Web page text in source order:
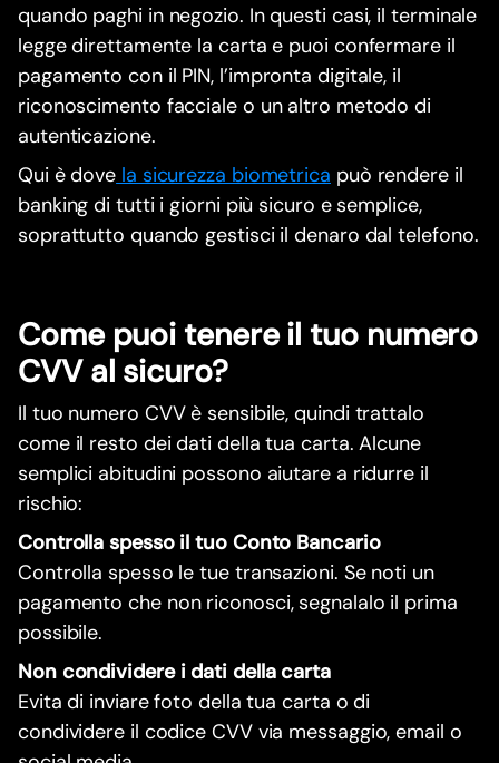
quando paghi in negozio. In questi casi, il terminale
legge direttamente la carta e puoi confermare il
pagamento con il PIN, l’impronta digitale, il
riconoscimento facciale o un altro metodo di
autenticazione.
Qui è dove la sicurezza biometrica può rendere il
banking di tutti i giorni più sicuro e semplice,
soprattutto quando gestisci il denaro dal telefono.
Come puoi tenere il tuo numero
CVV al sicuro?
Il tuo numero CVV è sensibile, quindi trattalo
come il resto dei dati della tua carta. Alcune
semplici abitudini possono aiutare a ridurre il
rischio:
Controlla spesso il tuo Conto Bancario
Controlla spesso le tue transazioni. Se noti un
pagamento che non riconosci, segnalalo il prima
possibile.
Non condividere i dati della carta
Evita di inviare foto della tua carta o di
condividere il codice CVV via messaggio, email o